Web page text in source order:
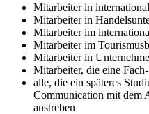
Mitarbeiter in
Mitarbeiter in
Mitarbeiter im
Mitarbeiter im
Mitarbeiter in
Mitarbeiter, die eine
alle, die ein späteres
Communication mit dem
anstreben